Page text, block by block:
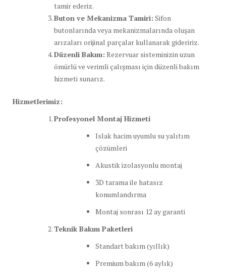
tamir ederiz.
Buton ve Mekanizma Tamiri: Sifon
butonlarında veya mekanizmalarında oluşan
arızaları orijinal parçalar kullanarak gideririz.
Düzenli Bakım: Rezervuar sisteminizin uzun
ömürlü ve verimli çalışması için düzenli bakım
hizmeti sunarız.
Hizmetlerimiz:
Profesyonel Montaj Hizmeti
Islak hacim uyumlu su yalıtım
çözümleri
Akustik izolasyonlu montaj
3D tarama ile hatasız
konumlandırma
Montaj sonrası 12 ay garanti
Teknik Bakım Paketleri
Standart bakım (yıllık)
Premium bakım (6 aylık)